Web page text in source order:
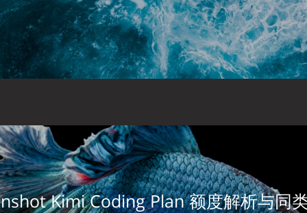
Kimi Coding Plan 额度解析与同